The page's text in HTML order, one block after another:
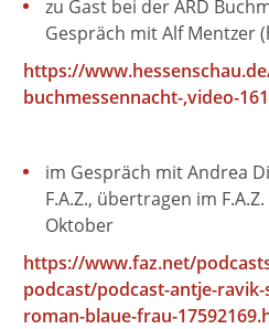
zu Gast bei der ARD
Gespräch mit Alf Mentzer
https://
buchmessennacht-,video-
im Gespräch mit Andrea
F.A.Z., übertragen im
Oktober
https://www.faz.net/
podcast/podcast-antje-
roman-blaue-frau-